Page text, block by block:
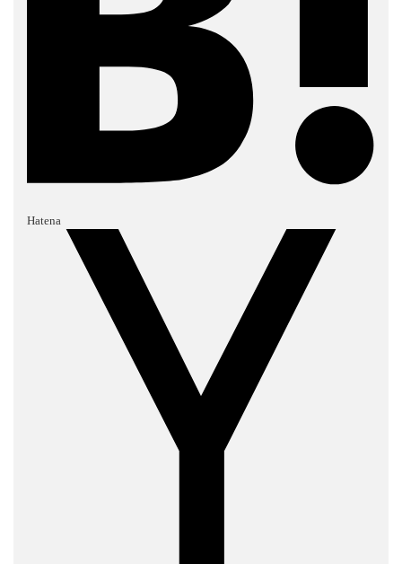
Hatena